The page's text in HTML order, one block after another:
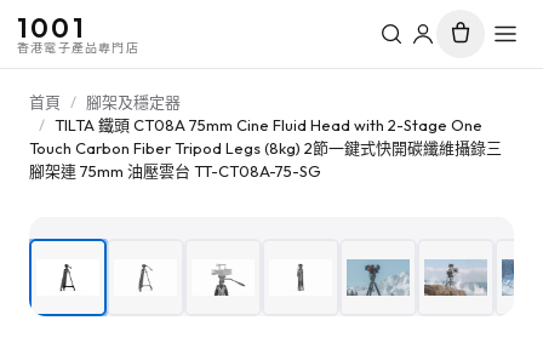
1001
香港電子產品專門店
首頁 / 腳架及穩定器
/ TILTA 鐵頭 CT08A 75mm Cine Fluid Head with 2-Stage One
Touch Carbon Fiber Tripod Legs (8kg) 2節一鍵式快開碳纖維攝錄三
腳架連 75mm 油壓雲台 TT-CT08A-75-SG